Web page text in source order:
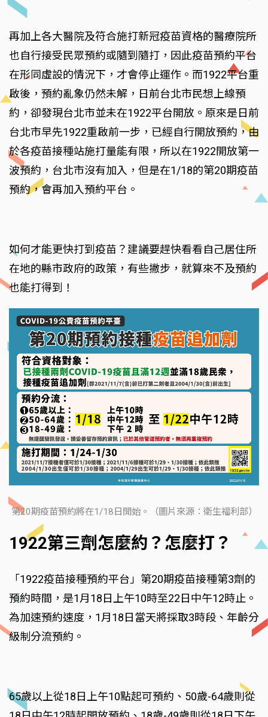
再加上各大醫院及符合施打新冠疫苗資格的醫療院所
也自行接受民眾預約或隨到隨打，因此疫苗預約平台
在形同虛設的情況下，才會停止運作。而1922平台重
啟後，預約亂象仍然未解，日前台北市民想上線預
約，卻發現台北市並未在1922平台開放。原來是日前
台北市早先1922重啟前一步，已經自行開放預約，由
於各疫苗接種站施打量能有限，所以在1922開放第一
波預約，台北市沒有加入，但是在1/18的第20期疫苗
預約，會再加入預約平台。
如何才能更快打到疫苗？建議要趕快看看自己居住所
在地的縣市政府的政策，有些撇步，就算來不及預約
也能打得到！
第20期疫苗預約將在1/18日開始。（圖片來源：衛生福利部）
1922第三劑怎麼約？怎麼打？
「1922疫苗接種預約平台」第20期疫苗接種第3劑的
預約時間，是1月18日上午10時至22日中午12時止。
為加速預約速度，1月18日當天將採取3時段、年齡分
級制分流預約。
65歲以上從18日上午10點起可預約、50歲-64歲則從